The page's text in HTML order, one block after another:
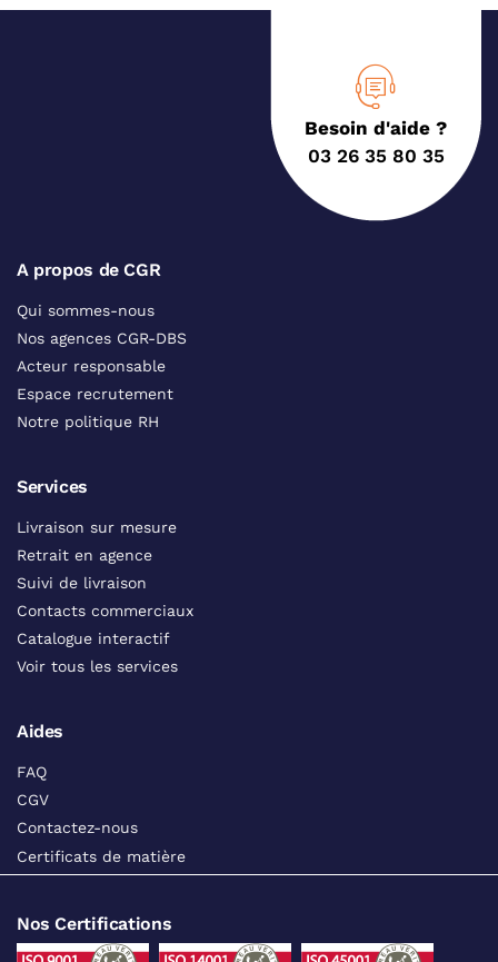
Besoin d'aide ?
03 26 35 80 35
A propos de CGR
Qui sommes-nous
Nos agences CGR-DBS
Acteur responsable
Espace recrutement
Notre politique RH
Services
Livraison sur mesure
Retrait en agence
Suivi de livraison
Contacts commerciaux
Catalogue interactif
Voir tous les services
Aides
FAQ
CGV
Contactez-nous
Certificats de matière
Nos Certifications